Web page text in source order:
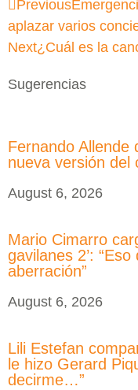
Previous
aplazar varios
Next¿Cuál es la
Sugerencias
Fernando Allende
nueva versión del
August 6, 2026
Mario Cimarro
gavilanes 2’:
aberración”
August 6, 2026
Lili Estefan
le hizo Gerard
decirme…”